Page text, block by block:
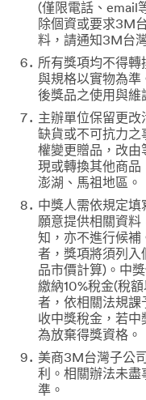
(僅限電話、email
除個資或要求3M
料，請通知3M台
所有獎項均不得轉
與規格以實物為準
後獎品之使用與維
主辦單位保留更改
缺貨或不可抗力之
權變更贈品，改由
現或轉換其他商品
澎湖、馬祖地區。
中獎人需依規定填
願意提供相關資料
知，亦不進行候
者，獎項將須列入
品市價計算)。中
繳納10%稅金(稅
者，依相關法規
收中獎稅金，若
為放棄得獎資格。
美商3M台灣子公
利。相關辦法未
準。